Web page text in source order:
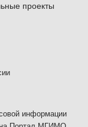
проекты
информации